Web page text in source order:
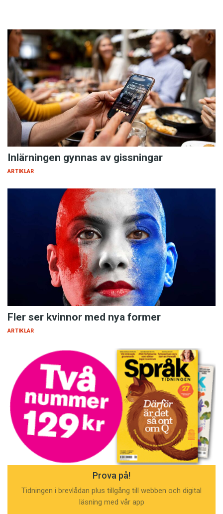
Inlärningen gynnas av gissningar
ARTIKLAR
Fler ser kvinnor med nya former
ARTIKLAR
Prova på!
Tidningen i brevlådan plus tillgång till webben och digital
läsning med vår app